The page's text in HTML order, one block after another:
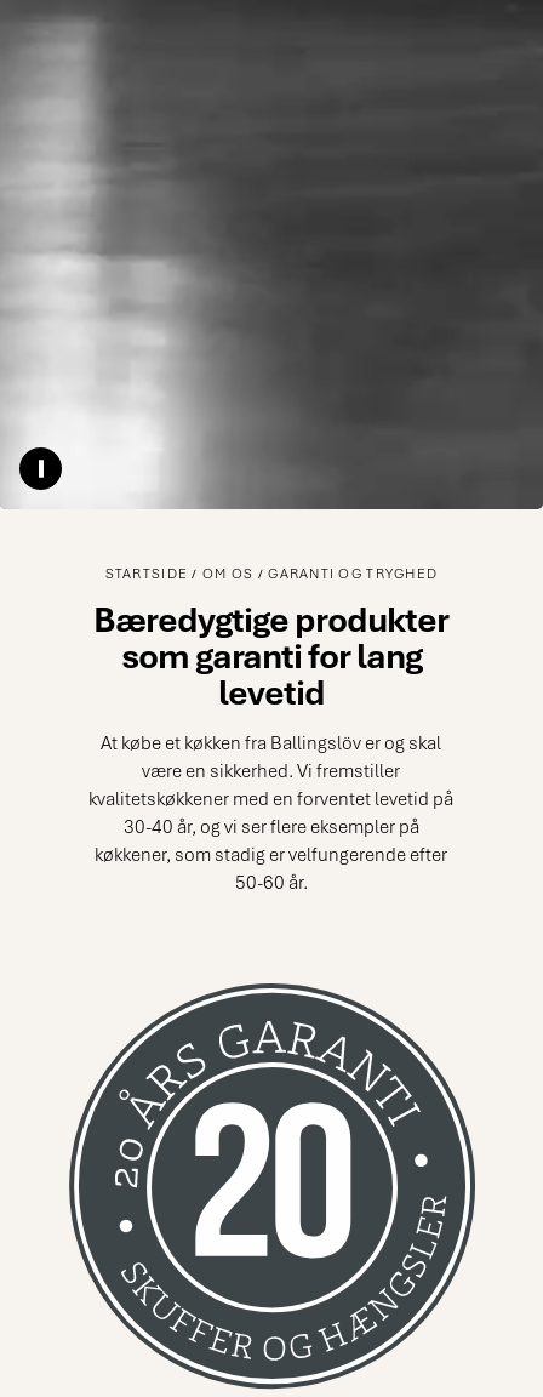
STARTSIDE OM OS GARANTI OG TRYGHED
Pause video
Bæredygtige produkter
som garanti for lang
levetid
At købe et køkken fra Ballingslöv er og skal
være en sikkerhed. Vi fremstiller
kvalitetskøkkener med en forventet levetid på
30-40 år, og vi ser flere eksempler på
køkkener, som stadig er velfungerende efter
50-60 år.